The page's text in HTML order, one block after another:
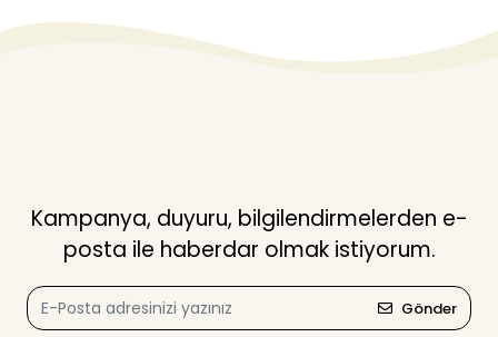
Kampanya, duyuru, bilgilendirmelerden e-
posta ile haberdar olmak istiyorum.
Gönder